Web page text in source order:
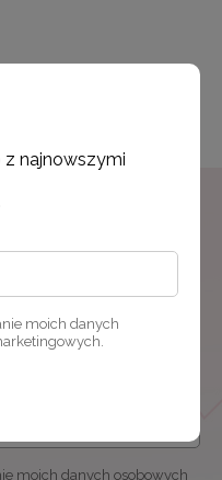
ORE
moich danych osobowych
z najnowszymi
moich danych